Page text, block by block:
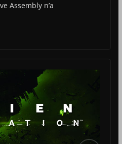
Assembly n’a